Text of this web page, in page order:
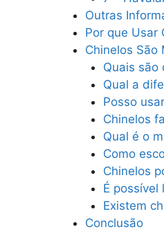
Outras
Por que Usar
Chinelos São
Quais são
Qual a
Posso
Chinelos
Qual é o
Como
Chinelos
É possível
Existem
Conclusão